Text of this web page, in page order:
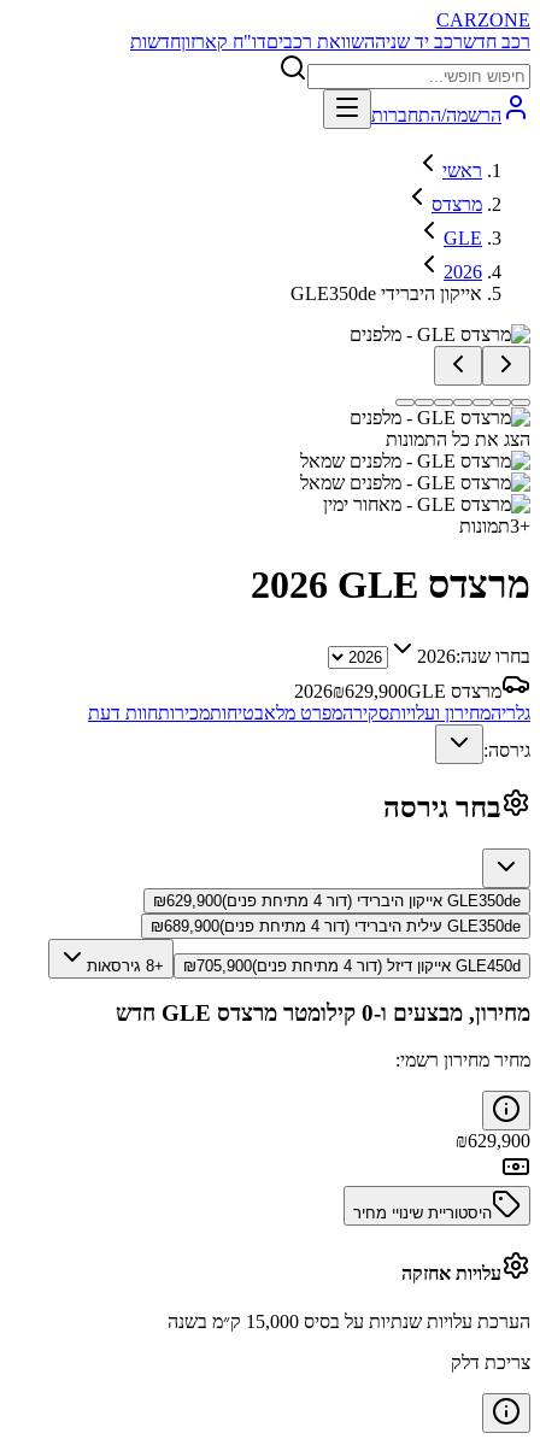
CARZONE
רכב חדשרכב יד שניההשוואת רכביםדו"ח קארזוןחדשות
הרשמה/התחברות
ראשי
מרצדס
GLE
2026
GLE350de אייקון היברידי
הצג את כל התמונות
+
3תמונות
מרצדס GLE 2026
בחרו שנה:2026
מרצדס GLE
2026₪629,900
גלריהמחירון ועלויותסקירהמפרט מלאבטיחותמכירותחוות דעת
גירסה:
בחר גירסה
GLE350de אייקון היברידי (דור 4 מתיחת פנים) ₪629,900
GLE350de עילית היברידי (דור 4 מתיחת פנים)
₪689,900
GLE450d אייקון דיזל (דור 4 מתיחת פנים) ₪705,900 +8 גירסאות
מחירון, מבצעים ו-0 קילומטר מרצדס GLE חדש
מחיר מחירון רשמי:
₪629,900
היסטוריית שינויי מחיר
עלויות אחזקה
הערכת עלויות שנתיות על בסיס 15,000 ק״מ בשנה
צריכת דלק